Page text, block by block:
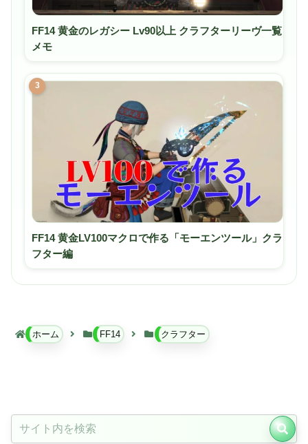
FF14 黄金のレガシー Lv90以上 クラフターリーヴ一覧
メモ
3
FF14 黄金LV100マクロで作る「モーエンツール」クラ
フター編
ホーム FF14 クラフター